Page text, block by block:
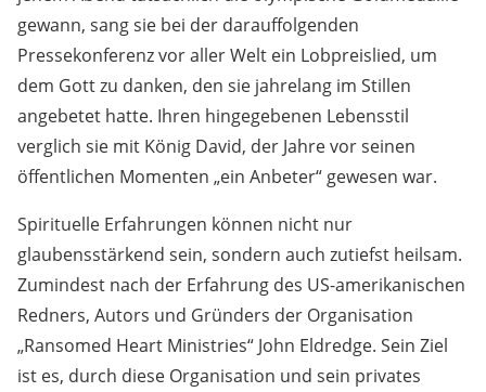
gewann, sang sie bei der darauffolgenden
Pressekonferenz vor aller Welt ein Lobpreislied, um
dem Gott zu danken, den sie jahrelang im Stillen
angebetet hatte. Ihren hingegebenen Lebensstil
verglich sie mit König David, der Jahre vor seinen
öffentlichen Momenten „ein Anbeter“ gewesen war.
Spirituelle Erfahrungen können nicht nur
glaubensstärkend sein, sondern auch zutiefst heilsam.
Zumindest nach der Erfahrung des US-amerikanischen
Redners, Autors und Gründers der Organisation
„Ransomed Heart Ministries“ John Eldredge. Sein Ziel
ist es, durch diese Organisation und sein privates